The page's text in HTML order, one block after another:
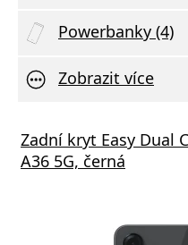
Powerbanky (4)
Zobrazit více
Zadní kryt Easy Dual
A36 5G, černá